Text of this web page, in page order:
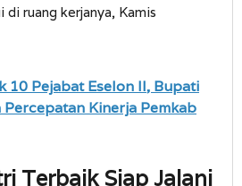
ruang kerjanya, Kamis
10 Pejabat Eselon II, Bupati
Kinerja Pemkab
Terbaik Siap Jalani